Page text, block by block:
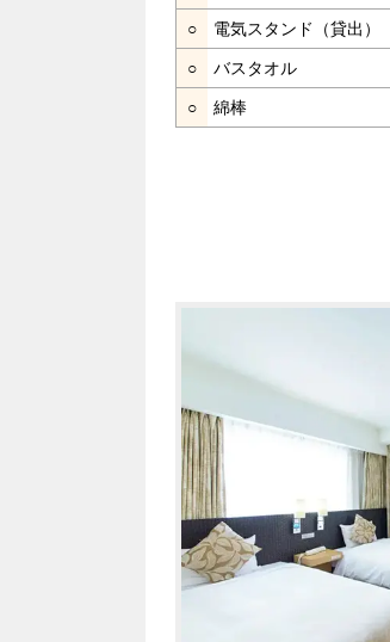
○ 電気スタンド（貸出）
○ バスタオル
○ 綿棒